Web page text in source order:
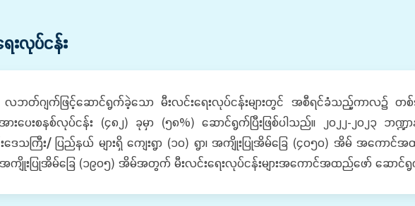
းလုပ်ငန်း
လဘတ်ဂျက်ဖြင့်ဆောင်ရွက်ခဲ့သော မီးလင်းရေးလုပ်ငန်းများတွင် အစီရင်ခံသည့်ကာလ၌ တ
းပေးစနစ်လုပ်ငန်း (၄၈၂) ခုမှာ (၅၈%) ဆောင်ရွက်ပြီးဖြစ်ပါသည်။ ၂၀၂၂-၂၀၂၃ ဘဏ္ဍ
ဒေသကြီး/ပြည်နယ် များရှိ ကျေးရွာ (၁၀) ရွာ၊ အကျိုးပြုအိမ်ခြေ (၄၀၅၀) အိမ် အကော
အကျိုးပြုအိမ်ခြေ (၁၉၀၅) အိမ်အတွက် မီးလင်းရေးလုပ်ငန်းများအကောင်အထည်ဖော် ဆော